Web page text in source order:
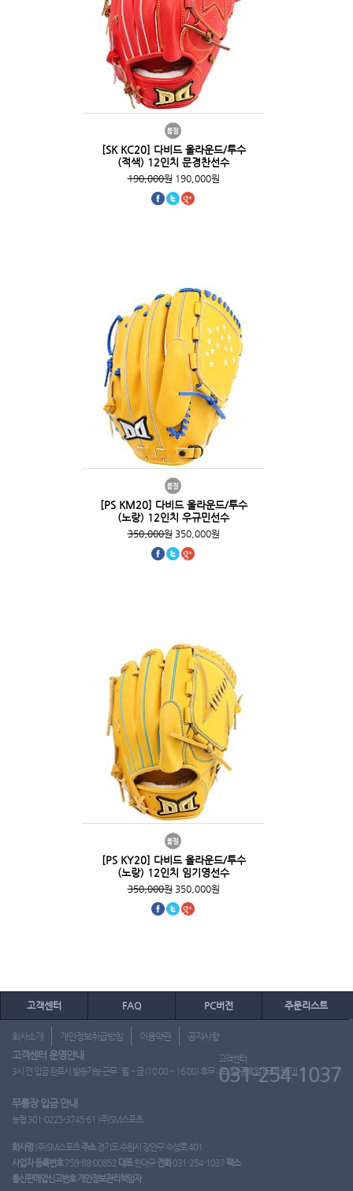
[SK KC20] 다비드 올라운드/투수
(적색) 12인치 문경찬선수
190,000원190,000원
[PS KM20] 다비드 올라운드/투수
(노랑) 12인치 우규민선수
350,000원350,000원
[PS KY20] 다비드 올라운드/투수
(노랑) 12인치 임기영선수
350,000원350,000원
고객센터 FAQ PC버전 주문리스트
회사소개 개인정보취급방침 이용약관 공지사항
고객센터 운영안내
3시 전 입금 완료시 발송가능 근무 : 월 ~ 금 (10:00 ~ 16:00) 휴무 : 토, 일, 공휴일 (도매 불가)
고객센터
031-254-1037
무통장 입금 안내
농협 301-0225-3745-61 (주)SM스포츠
회사명 (주)SM스포츠주소경기도 수원시 장안구 수성로 401
사업자 등록번호759-88-00852 대표한대규 전화031-254-1037팩스
통신판매업신고번호 개인정보관리책임자